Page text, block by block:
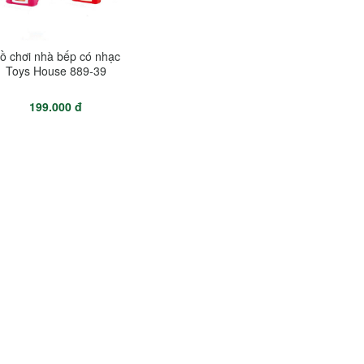
chơi nhà bếp có nhạc
Toys House 889-39
199.000 đ